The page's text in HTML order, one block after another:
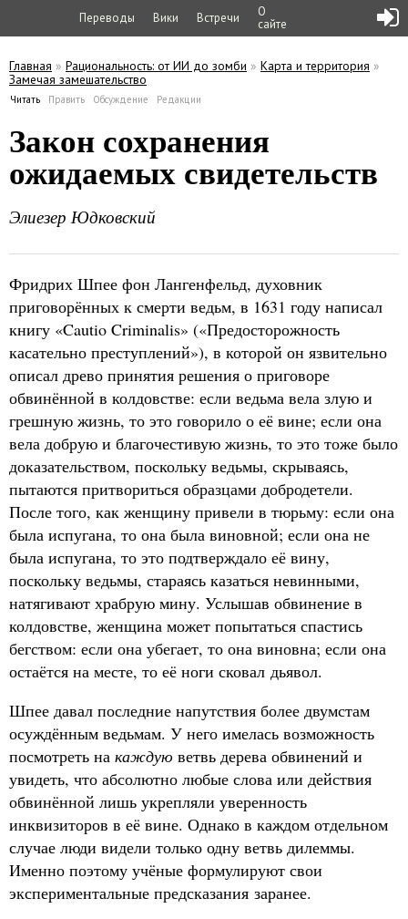
Переводы Вики Встречи
О
сайте
Вы здесь
Главная » Рациональность: от ИИ до зомби » Карта и территория »
Замечая замешательство
Читать (активная вкладка)
Править Обсуждение Редакции
Закон сохранения
ожидаемых свидетельств
Элиезер Юдковский
Фридрих Шпее фон Лангенфельд, духовник
приговорённых к смерти ведьм, в 1631 году написал
книгу «Cautio Criminalis» («Предосторожность
касательно преступлений»), в которой он язвительно
описал древо принятия решения о приговоре
обвинённой в колдовстве: если ведьма вела злую и
грешную жизнь, то это говорило о её вине; если она
вела добрую и благочестивую жизнь, то это тоже было
доказательством, поскольку ведьмы, скрываясь,
пытаются притвориться образцами добродетели.
После того, как женщину привели в тюрьму: если она
была испугана, то она была виновной; если она не
была испугана, то это подтверждало её вину,
поскольку ведьмы, стараясь казаться невинными,
натягивают храбрую мину. Услышав обвинение в
колдовстве, женщина может попытаться спастись
бегством: если она убегает, то она виновна; если она
остаётся на месте, то её ноги сковал дьявол.
Шпее давал последние напутствия более двумстам
осуждённым ведьмам. У него имелась возможность
посмотреть на каждую ветвь дерева обвинений и
увидеть, что абсолютно любые слова или действия
обвинённой лишь укрепляли уверенность
инквизиторов в её вине. Однако в каждом отдельном
случае люди видели только одну ветвь дилеммы.
Именно поэтому учёные формулируют свои
экспериментальные предсказания заранее.